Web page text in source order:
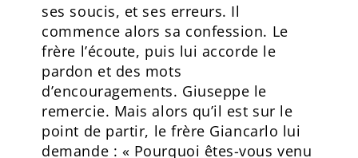
ses soucis, et ses erreurs. Il
commence alors sa confession. Le
frère l’écoute, puis lui accorde le
pardon et des mots
d’encouragements. Giuseppe le
remercie. Mais alors qu’il est sur le
point de partir, le frère Giancarlo lui
demande : « Pourquoi êtes-vous venu